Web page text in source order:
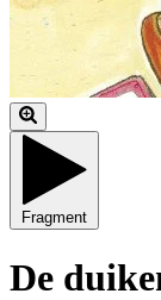
Fragment
De